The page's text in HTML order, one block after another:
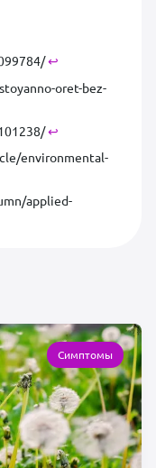
↩︎
oret-bez-
↩︎
environmental-
applied-
Симптомы